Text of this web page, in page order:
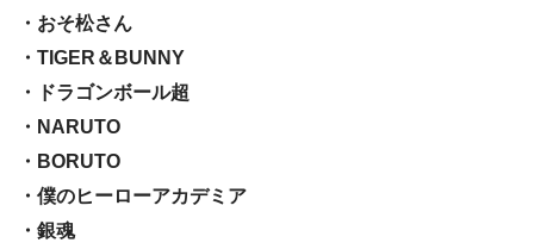
・おそ松さん
・TIGER＆BUNNY
・ドラゴンボール超
・NARUTO
・BORUTO
・僕のヒーローアカデミア
・銀魂